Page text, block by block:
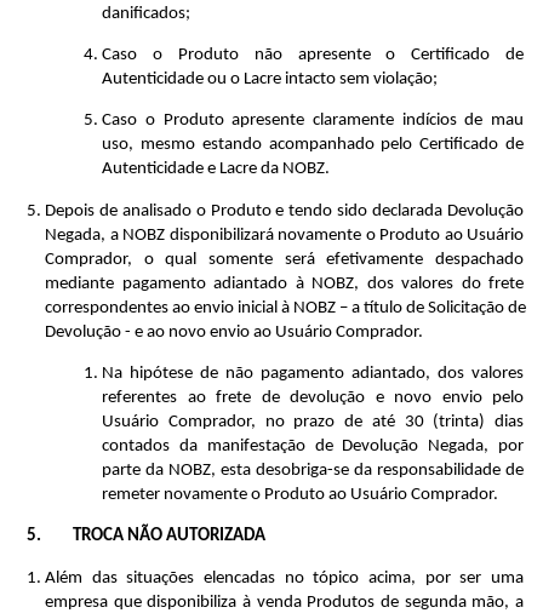
danificados;
Caso o Produto não apresente o Certificado de
Autenticidade ou o Lacre intacto sem violação;
Caso o Produto apresente claramente indícios de mau
uso, mesmo estando acompanhado pelo Certificado de
Autenticidade e Lacre da NOBZ.
Depois de analisado o Produto e tendo sido declarada Devolução
Negada, a NOBZ disponibilizará novamente o Produto ao Usuário
Comprador, o qual somente será efetivamente despachado
mediante pagamento adiantado à NOBZ, dos valores do frete
correspondentes ao envio inicial à NOBZ – a título de Solicitação de
Devolução - e ao novo envio ao Usuário Comprador.
Na hipótese de não pagamento adiantado, dos valores
referentes ao frete de devolução e novo envio pelo
Usuário Comprador, no prazo de até 30 (trinta) dias
contados da manifestação de Devolução Negada, por
parte da NOBZ, esta desobriga-se da responsabilidade de
remeter novamente o Produto ao Usuário Comprador.
TROCA NÃO AUTORIZADA
Além das situações elencadas no tópico acima, por ser uma
empresa que disponibiliza à venda Produtos de segunda mão, a